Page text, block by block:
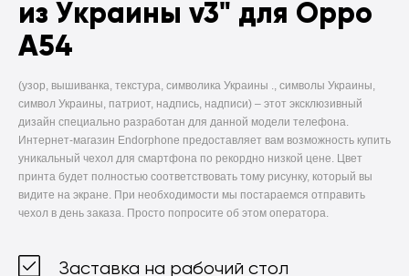
из Украины v3" для Oppo
A54
(узор, вышиванка, текстура, символика Украины ., символы Украины,
символ Украины, патриот, надпись, надписи) – этот эксклюзивный
дизайн специально разработан для данной модели телефона.
Интернет-магазин Endorphone предоставляет вам возможность купить
уникальный чехол для смартфона по рекордно низкой цене. Цвет
принта будет полностью соответствовать тому рисунку, который вы
видите на экране. При необходимости мы постараемся отправить
чехол в день заказа. Просто попросите об этом оператора.
Заставка на рабочий стол